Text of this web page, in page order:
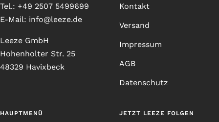
Tel.: +49 2507 5499699
E-Mail: info@leeze.de
Leeze GmbH
Hohenholter Str. 25
48329 Havixbeck
Kontakt
Versand
Impressum
AGB
Datenschutz
HAUPTMENÜ JETZT LEEZE FOLGEN